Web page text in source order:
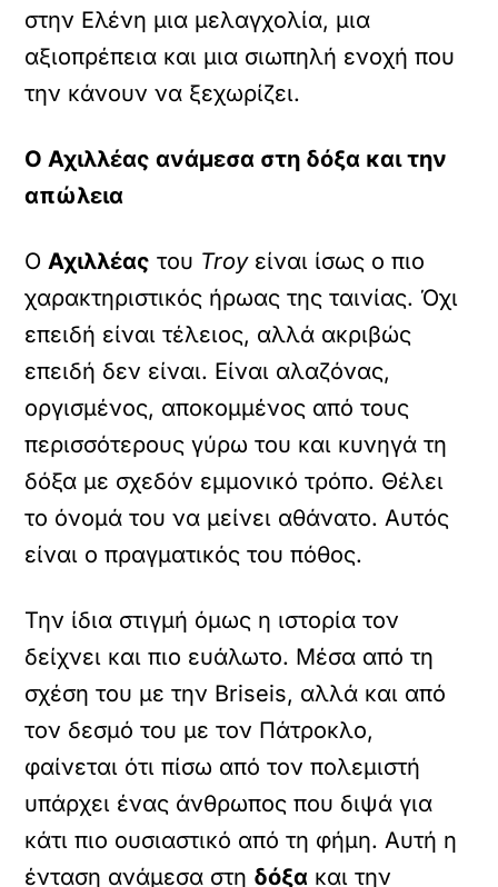
στην Ελένη μια μελαγχολία, μια
αξιοπρέπεια και μια σιωπηλή ενοχή που
την κάνουν να ξεχωρίζει.
Ο Αχιλλέας ανάμεσα στη δόξα και την
απώλεια
ΟΑχιλλέας του Troyείναι ίσως ο πιο
χαρακτηριστικός ήρωας της ταινίας. Όχι
επειδή είναι τέλειος, αλλά ακριβώς
επειδή δεν είναι. Είναι αλαζόνας,
οργισμένος, αποκομμένος από τους
περισσότερους γύρω του και κυνηγά τη
δόξα με σχεδόν εμμονικό τρόπο. Θέλει
το όνομά του να μείνει αθάνατο. Αυτός
είναι ο πραγματικός του πόθος.
Την ίδια στιγμή όμως η ιστορία τον
δείχνει και πιο ευάλωτο. Μέσα από τη
σχέση του με την Briseis, αλλά και από
τον δεσμό του με τον Πάτροκλο,
φαίνεται ότι πίσω από τον πολεμιστή
υπάρχει ένας άνθρωπος που διψά για
κάτι πιο ουσιαστικό από τη φήμη. Αυτή η
ένταση ανάμεσα στη δόξα και την